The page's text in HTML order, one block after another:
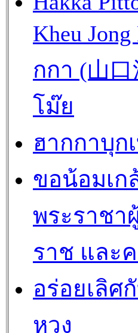
Kheu
กกา (山
โม๊ย
ฮากกาบุก
ขอน้อมเก
พระราชา
ราช และ
อร่อยเลิ
หวง